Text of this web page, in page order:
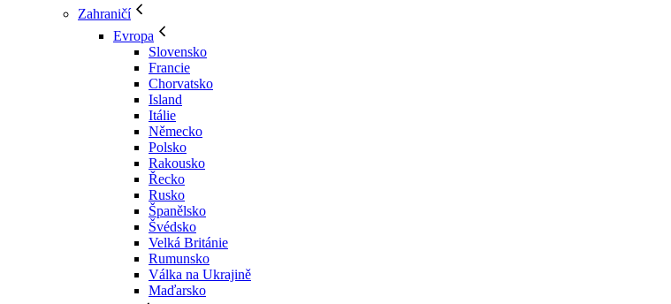
Zahraničí
Evropa
Slovensko
Francie
Chorvatsko
Island
Itálie
Německo
Polsko
Rakousko
Řecko
Rusko
Španělsko
Švédsko
Velká Británie
Rumunsko
Válka na Ukrajině
Maďarsko